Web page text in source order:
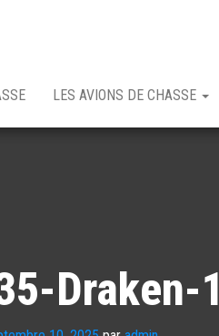
LES AVIONS DE CHASSE
Draken-1